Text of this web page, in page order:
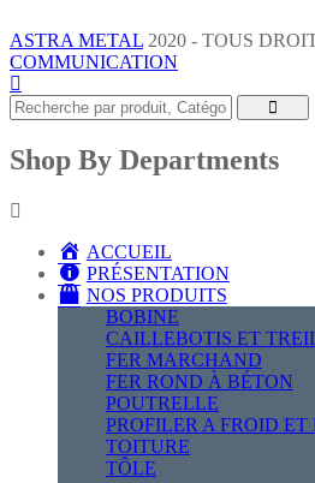
ASTRA METAL 2020 - TOUS
COMMUNICATION
Shop By Departments
ACCUEIL
PRÉSENTATION
NOS PRODUITS
BOBINE
CAILLEBOTIS ET
FER MARCHAND
FER ROND À BÉTON
POUTRELLE
PROFILER A FROID
TOITURE
TÔLE